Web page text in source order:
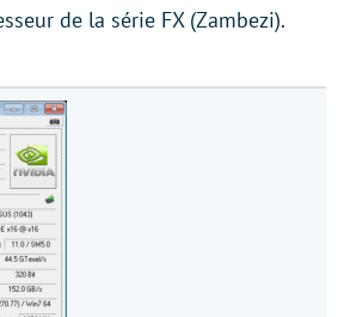
de la série FX (Zambezi).